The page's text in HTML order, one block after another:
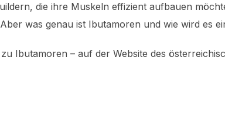
die ihre Muskeln effizient aufbauen
was genau ist Ibutamoren und wie wird es
zu Ibutamoren – auf der Website des